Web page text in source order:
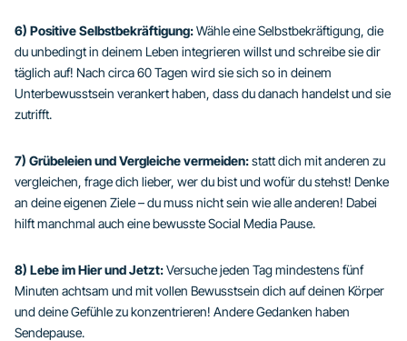
6) Positive Selbstbekräftigung:Wähle eine Selbstbekräftigung, die
du unbedingt in deinem Leben integrieren willst und schreibe sie dir
täglich auf! Nach circa 60 Tagen wird sie sich so in deinem
Unterbewusstsein verankert haben, dass du danach handelst und sie
zutrifft.
7) Grübeleien und Vergleiche vermeiden:statt dich mit anderen zu
vergleichen, frage dich lieber, wer du bist und wofür du stehst! Denke
an deine eigenen Ziele – du muss nicht sein wie alle anderen! Dabei
hilft manchmal auch eine bewusste Social Media Pause.
8) Lebe im Hier und Jetzt:Versuche jeden Tag mindestens fünf
Minuten achtsam und mit vollen Bewusstsein dich auf deinen Körper
und deine Gefühle zu konzentrieren! Andere Gedanken haben
Sendepause.